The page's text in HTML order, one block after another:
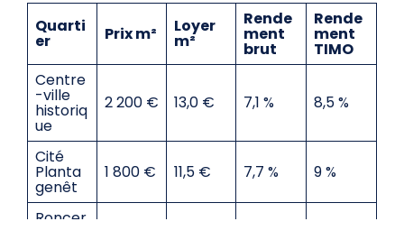
Quarti
er Prix m² Loyer
m²
Rende
ment
brut
Rende
ment
TIMO
Centre
-ville
historiq
ue
2 200 € 13,0 € 7,1 % 8,5 %
Cité
Planta
genêt
1 800 € 11,5 € 7,7 % 9 %
Roncer